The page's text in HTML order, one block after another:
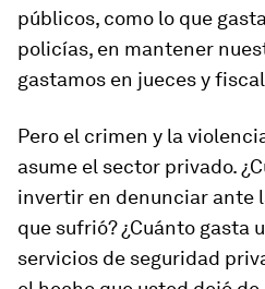
públicos, como lo que
policías, en mantener
gastamos en jueces y
Pero el crimen y la
asume el sector privado.
invertir en denunciar ante
que sufrió? ¿Cuánto gasta
servicios de seguridad